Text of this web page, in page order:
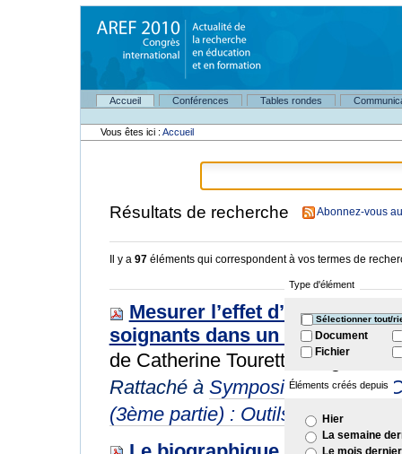
Accueil
Conférences Tables rondes
Outils
personnels
Vous êtes ici : Accueil
Résultats de recherche Abonnez-vous
Il y a 97éléments qui correspondent à vos termes de
Type d'élément
Sélectionner tout/
Document
Fichier
Éléments créés depuis
Hier
La semaine
Le mois dernier
Mesurer l’effet d’une
soignants dans un réseau
de Catherine Tourette-Turgis et
Rattaché à Symposiums longs /
(3ème partie) : Outils et